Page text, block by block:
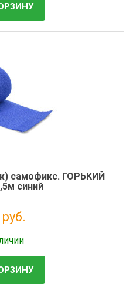
самофикс. ГОРЬКИЙ
синий